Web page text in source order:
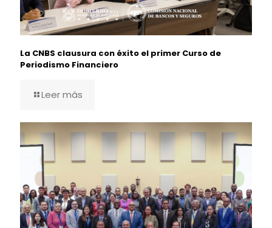
La CNBS clausura con éxito el primer Curso de
Periodismo Financiero
Leer más